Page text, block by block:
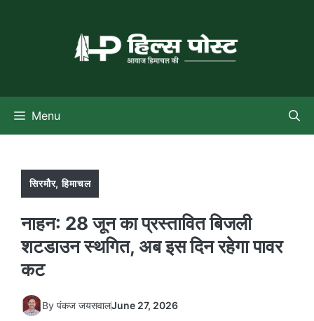
Menu
सिरमौर,हिमाचल
नाहन: 28 जून का प्रस्तावित बिजली
शटडाउन स्थगित, अब इस दिन रहेगा पावर
कट
By पंकज जयसवालJune 27, 2026